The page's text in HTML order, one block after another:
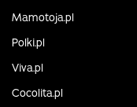
Mamotoja.pl
Polki.pl
Viva.pl
Cocolita.pl